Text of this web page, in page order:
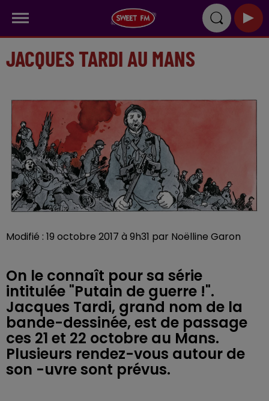
JACQUES TARDI AU MANS
Modifié : 19 octobre 2017 à 9h31 par Noëlline Garon
On le connaît pour sa série
intitulée "Putain de guerre !".
Jacques Tardi, grand nom de la
bande-dessinée, est de passage
ces 21 et 22 octobre au Mans.
Plusieurs rendez-vous autour de
son -uvre sont prévus.